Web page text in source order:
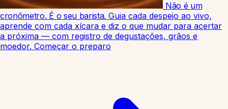
Não é um
cronômetro. É o seu barista. Guia cada despejo ao vivo,
aprende com cada xícara e diz o que mudar para acertar
a próxima — com registro de degustações, grãos e
moedor. Começar o preparo